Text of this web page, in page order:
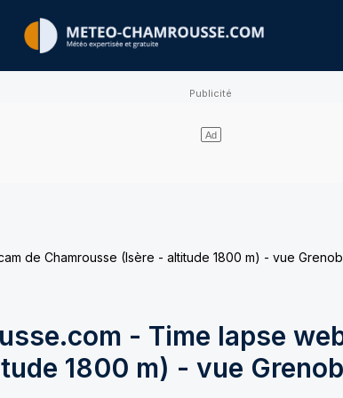
de Chamrousse (Isère - altitude 1800 m) - vue
- Time lapse
1800 m) - vue